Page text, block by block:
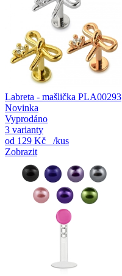
Labreta - mašlička PLA00293
Novinka
Vyprodáno
3 varianty
od 129 Kč
/kus
Zobrazit